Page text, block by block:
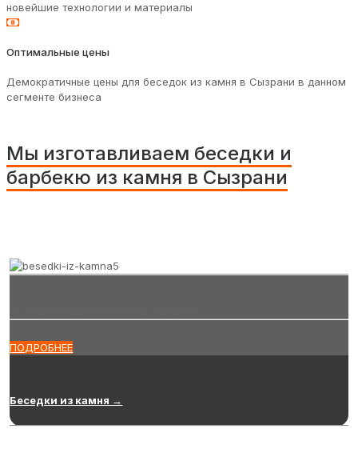
новейшие технологии и материалы
Оптимальные цены
Демократичные цены для беседок из камня в Сызрани в данном
сегменте бизнеса
Мы изготавливаем беседки и
барбекю из камня в Сызрани
ПОДРОБНЕЕ
Беседки из камня →